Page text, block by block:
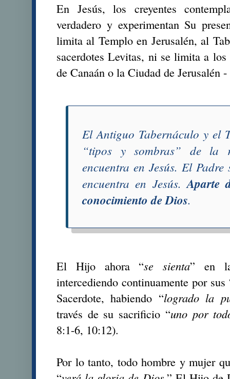
En Jesús, los creyentes
verdadero y experimentan Su
limita al Templo en Jerusalén, al
sacerdotes Levitas, ni se limita a
de Canaán o la Ciudad de Jerusalén
El Antiguo Tabernáculo y el
“tipos y sombras” de la
encuentra en Jesús. El
encuentra en Jesús.Aparte
conocimiento de Dios.
El Hijo ahora “se sienta” en
intercediendo continuamente por sus
Sacerdote, habiendo “logrado la
través de su sacrificio “uno por
8:1-6, 10:12).
Por lo tanto, todo hombre y mujer